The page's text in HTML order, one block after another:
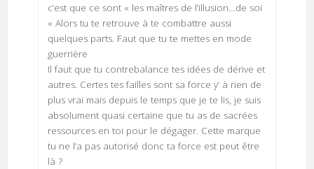
c’est que ce sont « les maîtres de l’illusion…de soi
« Alors tu te retrouve à te combattre aussi
quelques parts. Faut que tu te mettes en mode
guerrière
Il faut que tu contrebalance tes idées de dérive et
autres. Certes tes failles sont sa force y’ à rien de
plus vrai mais depuis le temps que je te lis, je suis
absolument quasi certaine que tu as de sacrées
ressources en toi pour le dégager. Cette marque
tu ne l’a pas autorisé donc ta force est peut être
là ?